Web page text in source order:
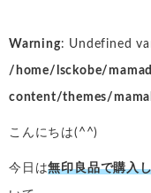
Warning: Undefined
/home/lsckobe/
content/themes/
こんにちは(^^)
今日は無印良品で購入